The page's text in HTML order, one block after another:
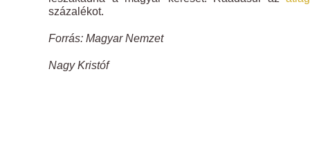
százalékot.
Forrás: Magyar Nemzet
Nagy Kristóf